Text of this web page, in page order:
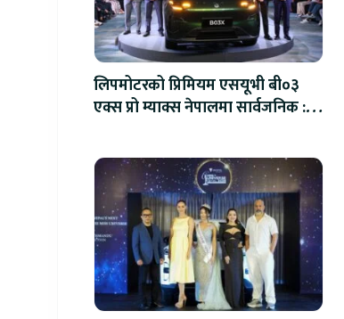
लिपमोटरको प्रिमियम एसयूभी बी०३
एक्स प्रो म्याक्स नेपालमा सार्वजनिक :
लाखको विशेष अफर